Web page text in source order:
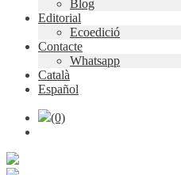
Blog
Editorial
Ecoedició
Contacte
Whatsapp
Català
Español
(0)